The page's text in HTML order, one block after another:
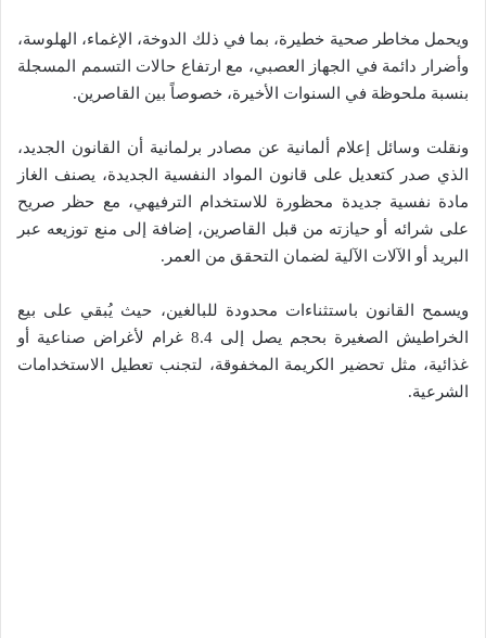
ويحمل مخاطر صحية خطيرة، بما في ذلك الدوخة، الإغماء، الهلوسة،
وأضرار دائمة في الجهاز العصبي، مع ارتفاع حالات التسمم المسجلة
بنسبة ملحوظة في السنوات الأخيرة، خصوصاً بين القاصرين.
ونقلت وسائل إعلام ألمانية عن مصادر برلمانية أن القانون الجديد،
الذي صدر كتعديل على قانون المواد النفسية الجديدة، يصنف الغاز
مادة نفسية جديدة محظورة للاستخدام الترفيهي، مع حظر صريح
على شرائه أو حيازته من قبل القاصرين، إضافة إلى منع توزيعه عبر
البريد أو الآلات الآلية لضمان التحقق من العمر.
ويسمح القانون باستثناءات محدودة للبالغين، حيث يُبقي على بيع
الخراطيش الصغيرة بحجم يصل إلى 8.4 غرام لأغراض صناعية أو
غذائية، مثل تحضير الكريمة المخفوقة، لتجنب تعطيل الاستخدامات
الشرعية.